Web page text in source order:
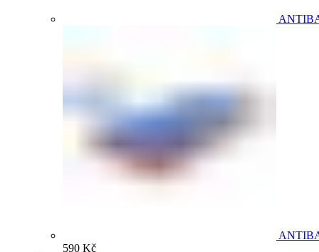
590 Kč